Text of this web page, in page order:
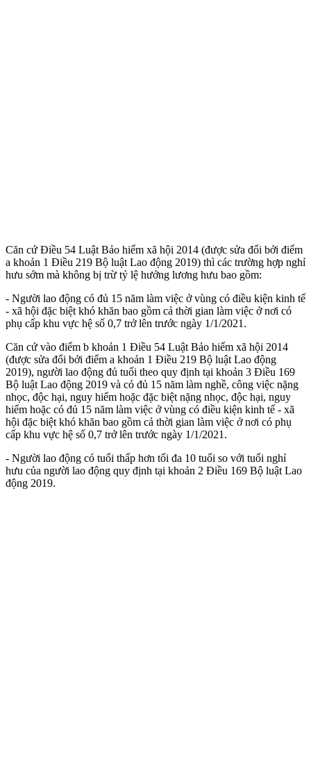
Căn cứ Điều 54 Luật Bảo hiểm xã hội 2014 (được sửa đổi bởi điểm
a khoản 1 Điều 219 Bộ luật Lao động 2019) thì các trường hợp nghỉ
hưu sớm mà không bị trừ tỷ lệ hưởng lương hưu bao gồm:
- Người lao động có đủ 15 năm làm việc ở vùng có điều kiện kinh tế
- xã hội đặc biệt khó khăn bao gồm cả thời gian làm việc ở nơi có
phụ cấp khu vực hệ số 0,7 trở lên trước ngày 1/1/2021.
Căn cứ vào điểm b khoản 1 Điều 54 Luật Bảo hiểm xã hội 2014
(được sửa đổi bởi điểm a khoản 1 Điều 219 Bộ luật Lao động
2019), người lao động đủ tuổi theo quy định tại khoản 3 Điều 169
Bộ luật Lao động 2019 và có đủ 15 năm làm nghề, công việc nặng
nhọc, độc hại, nguy hiểm hoặc đặc biệt nặng nhọc, độc hại, nguy
hiểm hoặc có đủ 15 năm làm việc ở vùng có điều kiện kinh tế - xã
hội đặc biệt khó khăn bao gồm cả thời gian làm việc ở nơi có phụ
cấp khu vực hệ số 0,7 trở lên trước ngày 1/1/2021.
- Người lao động có tuổi thấp hơn tối đa 10 tuổi so với tuổi nghỉ
hưu của người lao động quy định tại khoản 2 Điều 169 Bộ luật Lao
động 2019.